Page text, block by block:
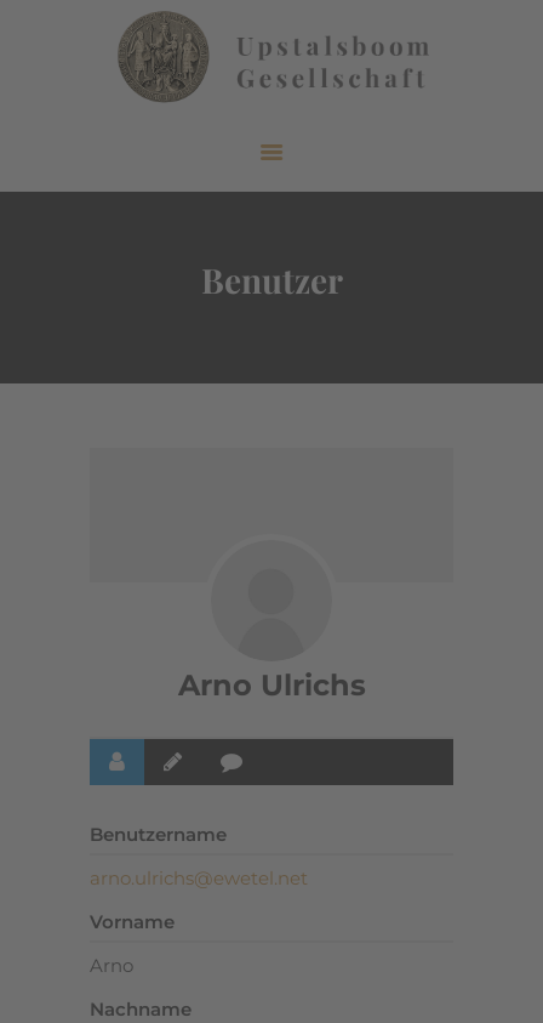
Benutzer
VERÖFFENTLICHUNGEN
MITGLIEDERBEREICH
Arno Ulrichs
Benutzername
arno.ulrichs@ewetel.net
Vorname
Arno
Nachname